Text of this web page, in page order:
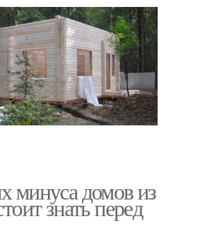
минуса домов из
знать перед